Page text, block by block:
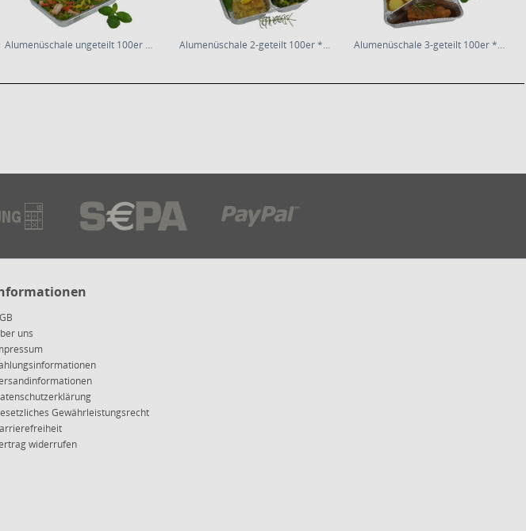
Alumenüschale ungeteilt 100er * 39mm tief Alumenüschale 2-geteilt 100er * 39mm tief Alumenüschale 3-geteilt 100er * 39mm tief
uns
Gewährleistungsrecht
widerrufen